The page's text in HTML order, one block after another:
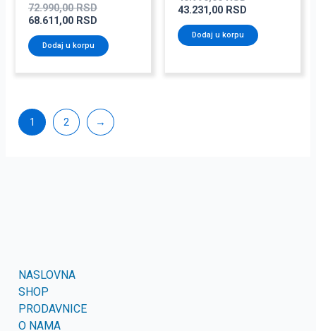
72.990,00RSD
68.611,00 RSD
Dodaj u korpu
43.231,00 RSD
Dodaj u korpu
1 2 →
NASLOVNA
SHOP
PRODAVNICE
O NAMA